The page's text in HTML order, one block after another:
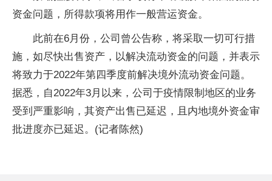
资金问题，所得款项将用作一般营运资金。
此前在6月份，公司曾公告称，将采取一切可行措
施，如尽快出售资产，以解决流动资金的问题，并表示
将致力于2022年第四季度前解决境外流动资金问题。
据悉，自2022年3月以来，公司于疫情限制地区的业务
受到严重影响，其资产出售已延迟，且内地境外资金审
批进度亦已延迟。(记者陈然)